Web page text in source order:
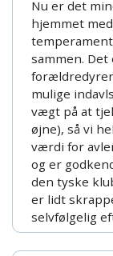
Nu er det
hjemmet
sammen.
mulige
vægt på at
øjne), så vi
værdi for
og er
den tyske
er lidt
selvfølgelig